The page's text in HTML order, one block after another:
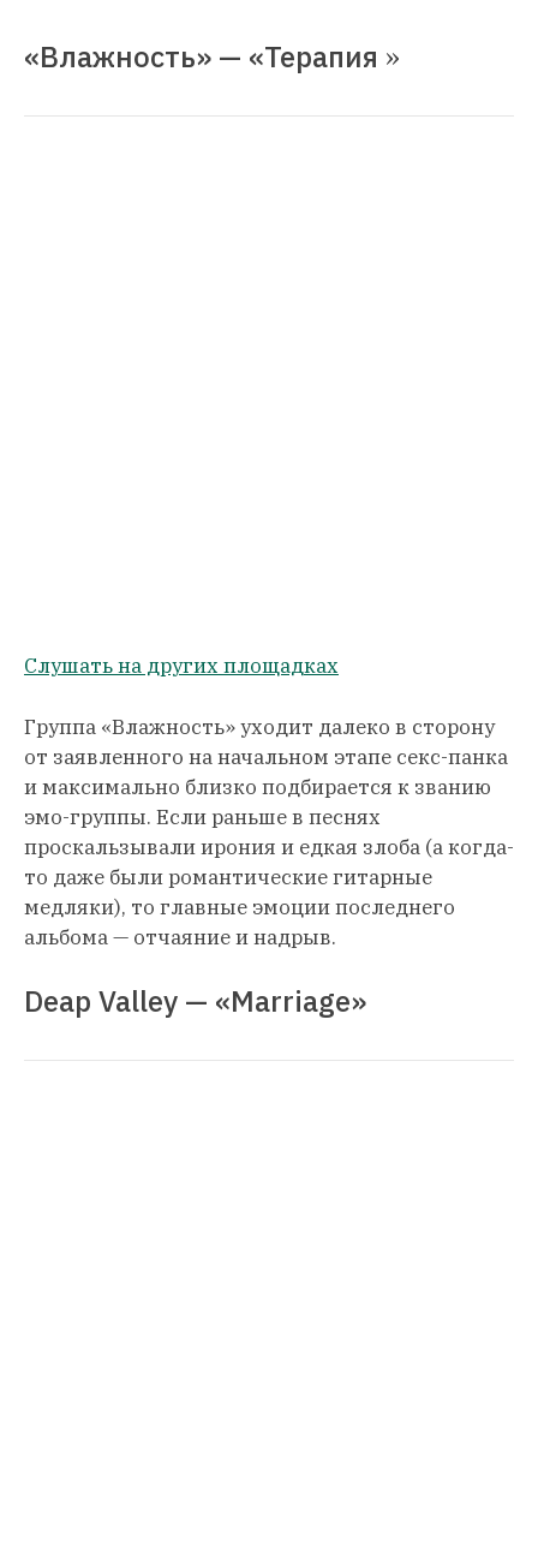
«Влажность» — «Терапия »
Слушать на других площадках
Группа «Влажность» уходит далеко в сторону
от заявленного на начальном этапе секс-панка
и максимально близко подбирается к званию
эмо-группы. Если раньше в песнях
проскальзывали ирония и едкая злоба (а когда-
то даже были романтические гитарные
медляки), то главные эмоции последнего
альбома — отчаяние и надрыв.
Deap Valley — «Marriage»